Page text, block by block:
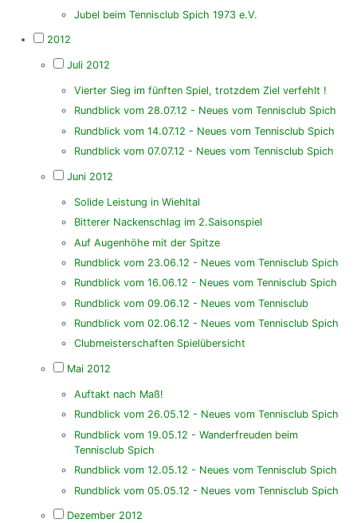
Jubel beim Tennisclub Spich 1973 e.V.
2012
Juli 2012
Vierter Sieg im fünften Spiel, trotzdem Ziel verfehlt !
Rundblick vom 28.07.12 - Neues vom Tennisclub Spich
Rundblick vom 14.07.12 - Neues vom Tennisclub Spich
Rundblick vom 07.07.12 - Neues vom Tennisclub Spich
Juni 2012
Solide Leistung in Wiehltal
Bitterer Nackenschlag im 2.Saisonspiel
Auf Augenhöhe mit der Spitze
Rundblick vom 23.06.12 - Neues vom Tennisclub Spich
Rundblick vom 16.06.12 - Neues vom Tennisclub Spich
Rundblick vom 09.06.12 - Neues vom Tennisclub
Rundblick vom 02.06.12 - Neues vom Tennisclub Spich
Clubmeisterschaften Spielübersicht
Mai 2012
Auftakt nach Maß!
Rundblick vom 26.05.12 - Neues vom Tennisclub Spich
Rundblick vom 19.05.12 - Wanderfreuden beim
Tennisclub Spich
Rundblick vom 12.05.12 - Neues vom Tennisclub Spich
Rundblick vom 05.05.12 - Neues vom Tennisclub Spich
Dezember 2012